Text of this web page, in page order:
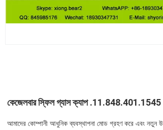
কেজেলবার স্ফিল গ্যাস ক্যাপ .11.848.401.1545
আমাদের কোম্পানী আধুনিক ব্যবস্থাপনা মোড গ্রহণ করে এবং নতুন উচ্চ